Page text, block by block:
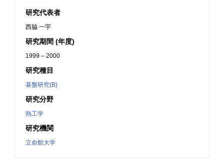
研究代表者
西脇 一宇
研究期間 (年度)
1999 – 2000
研究種目
基盤研究(B)
研究分野
熱工学
研究機関
立命館大学